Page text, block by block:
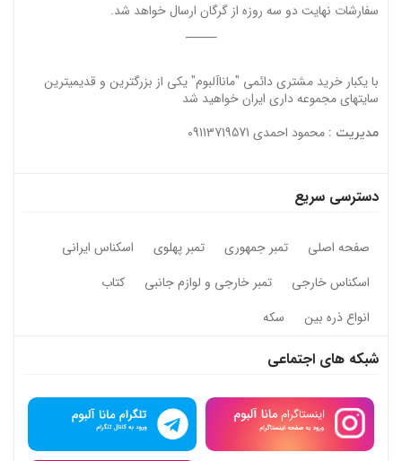
سفارشات نهایت دو سه روزه از گرگان ارسال خواهد شد.
با یکبار خرید مشتری دائمی "ماناآلبوم" یکی از بزرگترین و قدیمیترین
سایتهای مجموعه داری ایران خواهید شد
مدیریت : محمود احمدی 09113719571
دسترسی سریع
صفحه اصلی تمبر جمهوری تمبر پهلوی
اسکناس ایرانی
اسکناس خارجی
تمبر خارجی و لوازم جانبی
کتاب
انواع ذره بین
سکه
شبکه های اجتماعی